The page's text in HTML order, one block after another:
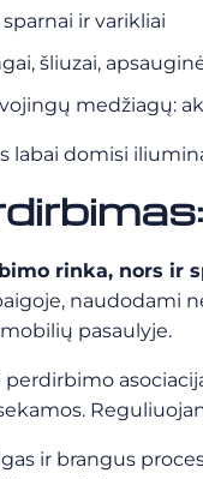
ir varikliai
šliuzai,
medžiagų:
labai domisi
rinka, nors ir
naudodami
pasaulyje.
ir brangus